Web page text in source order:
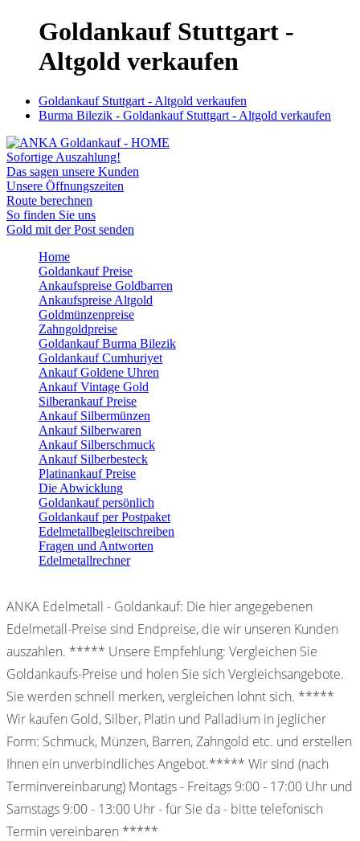
Goldankauf Stuttgart -
Altgold verkaufen
Goldankauf Stuttgart - Altgold verkaufen
Burma Bilezik - Goldankauf Stuttgart - Altgold verkaufen
Sofortige Auszahlung!
Das sagen unsere Kunden
Unsere Öffnungszeiten
Route berechnen
So finden Sie uns
Gold mit der Post senden
Home
Goldankauf Preise
Ankaufspreise Goldbarren
Ankaufspreise Altgold
Goldmünzenpreise
Zahngoldpreise
Goldankauf Burma Bilezik
Goldankauf Cumhuriyet
Ankauf Goldene Uhren
Ankauf Vintage Gold
Silberankauf Preise
Ankauf Silbermünzen
Ankauf Silberwaren
Ankauf Silberschmuck
Ankauf Silberbesteck
Platinankauf Preise
Die Abwicklung
Goldankauf persönlich
Goldankauf per Postpaket
Edelmetallbegleitschreiben
Fragen und Antworten
Edelmetallrechner
ANKA Edelmetall - Goldankauf: Die hier angegebenen
Edelmetall-Preise sind Endpreise, die wir unseren Kunden
auszahlen. ***** Unsere Empfehlung: Vergleichen Sie
Goldankaufs-Preise und holen Sie sich Vergleichsangebote.
Sie werden schnell merken, vergleichen lohnt sich. *****
Wir kaufen Gold, Silber, Platin und Palladium in jeglicher
Form: Schmuck, Münzen, Barren, Zahngold etc. und erstellen
Ihnen ein unverbindliches Angebot.***** Wir sind (nach
Terminvereinbarung) Montags - Freitags 9:00 - 17:00 Uhr und
Samstags 9:00 - 13:00 Uhr - für Sie da - bitte telefonisch
Termin vereinbaren *****